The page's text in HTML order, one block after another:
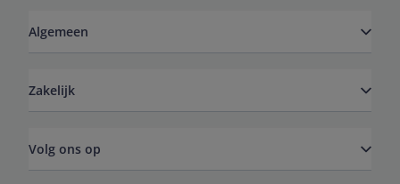
Algemeen
Zakelijk
Volg ons op